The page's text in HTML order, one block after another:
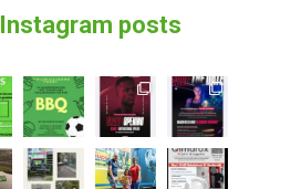
Instagram posts